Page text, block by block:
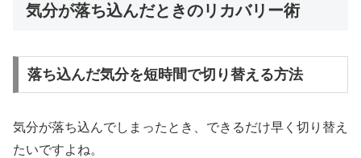
気分が落ち込んだときのリカバリー術
落ち込んだ気分を短時間で切り替える方法
気分が落ち込んでしまったとき、できるだけ早く切り替え
たいですよね。